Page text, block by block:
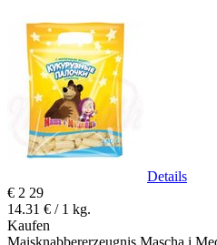
Details
€ 2 29
14.31 € / 1 kg.
Kaufen